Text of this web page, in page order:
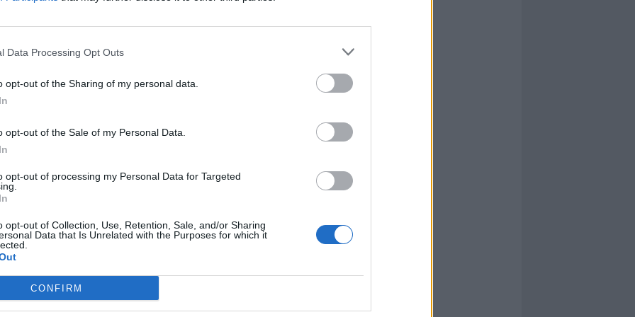
Data Processing Opt Outs
opt-out of the Sharing of my personal data.
opt-out of the Sale of my Personal Data.
opt-out of processing my Personal Data for Targeted
opt-out of Collection, Use, Retention, Sale, and/or Sharing
Data that Is Unrelated with the Purposes for which it
CONFIRM
attraverso lo sport, una possibilità in
preparazione atletica agli ordini di
Un nuovo ingresso di grande
fisico della Pallacanestro Femminile
(con cui ha vinto 4 scudetti , 5 volte la
Strength and Conditioning Coach
Nazionali della Federazione Italiana
da 17 anni e preparatore fisico dei
Specializzazione giovanile FIP del SSNF.